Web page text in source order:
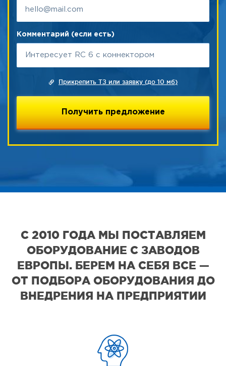
Комментарий (если есть)
Прикрепить ТЗ или заявку (до 10 мб)
С 2010 ГОДА МЫ ПОСТАВЛЯЕМ
ОБОРУДОВАНИЕ С ЗАВОДОВ
ЕВРОПЫ. БЕРЕМ НА СЕБЯ ВСЕ —
ОТ ПОДБОРА ОБОРУДОВАНИЯ ДО
ВНЕДРЕНИЯ НА ПРЕДПРИЯТИИ